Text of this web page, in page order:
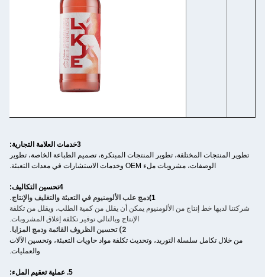
3خدمات العلامة التجارية:
تطوير المنتجات المختلفة، تطوير المنتجات المبتكرة، تصميم الطباعة الخاصة، تطوير
الوصفات، مشروبات ملء OEM وخدمات الاستشارات في معدات التعبئة.
4تحسين التكاليف:
1) دمج علب الألومنيوم في التعبئة والتغليف والإنتاج.
شركتنا لديها خط إنتاج من الألومنيوم يمكن أن يقلل من كمية الطلب، ويقلل من تكلفة
الإنتاج وبالتالي توفير تكلفة إغلاق المشروبات.
2) تحسين الظروف القائمة ودمج المزايا.
من خلال تكامل سلسلة التوريد، وتحديث تكلفة مواد حاويات التعبئة، وتحسين الآلات
والعمليات.
5. عملية تعقيم الملء: